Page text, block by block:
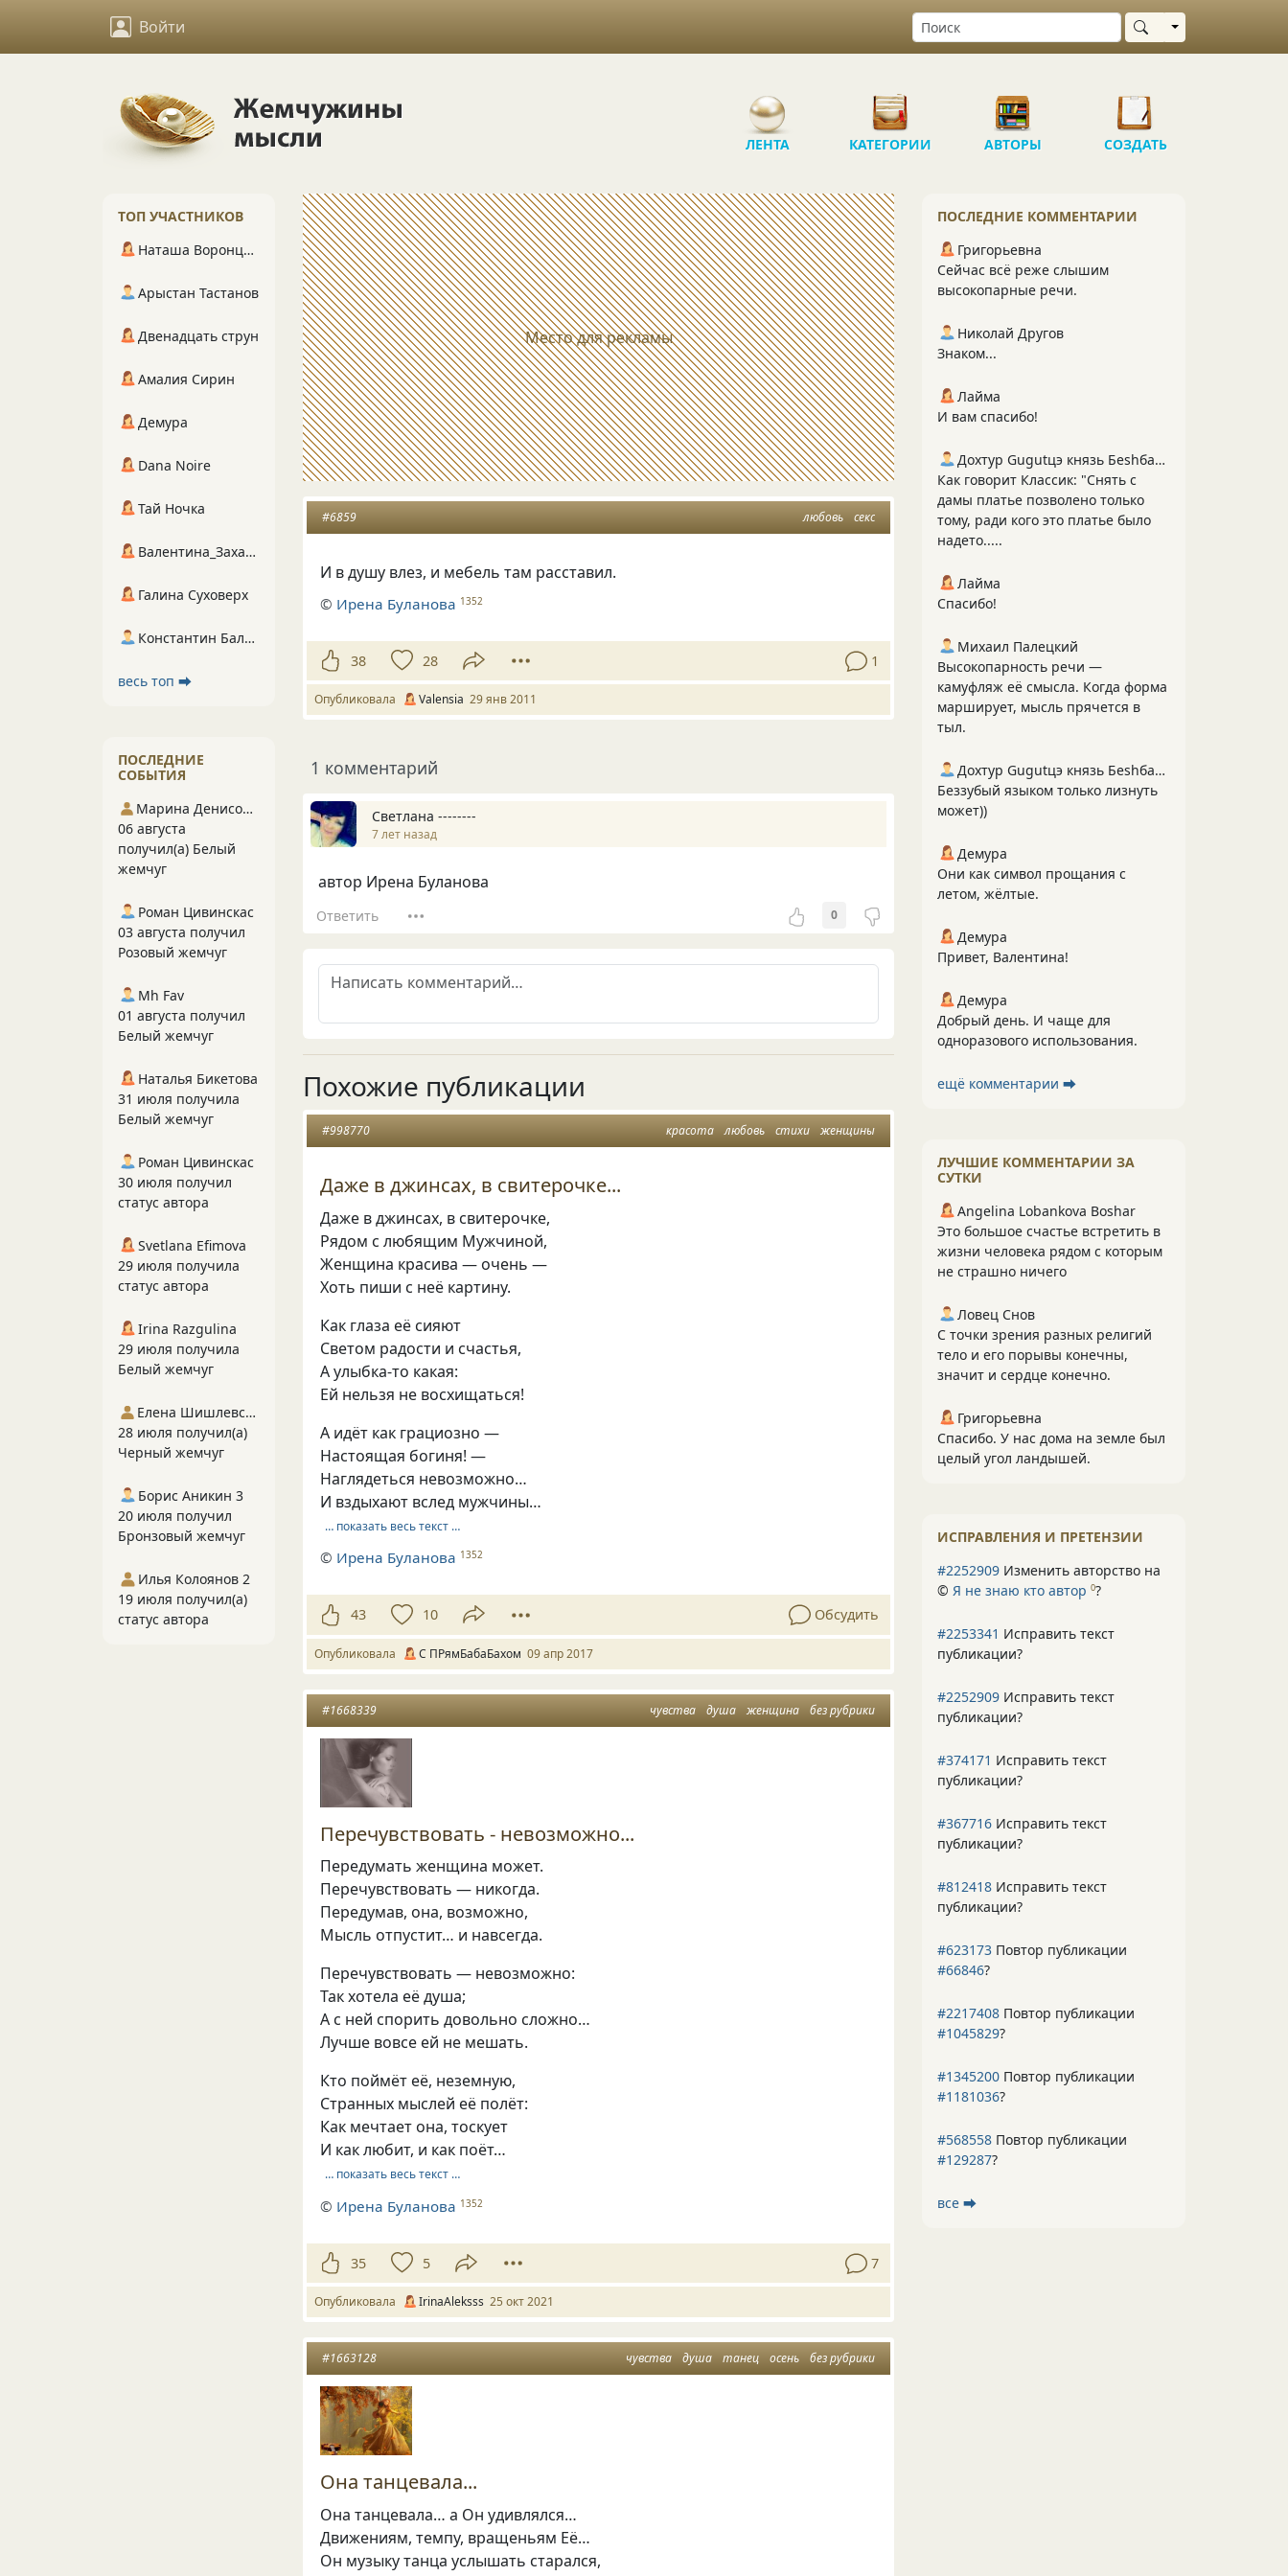
Войти Выбрать область
ЛЕНТА КАТЕГОРИИ АВТОРЫ СОЗДАТЬ
Место для рекламы
любовь секс
#6859
И в душу влез, и мебель там расставил.
© Ирена Буланова 1352
38 28 1
Опубликовала Valensia 29 янв 2011
1 комментарий
Светлана --------
7 лет назад
автор Ирена Буланова
Ответить 0
Похожие публикации
красота любовь стихи женщины
#998770
Даже в джинсах, в свитерочке...
Даже в джинсах, в свитерочке,
Рядом с любящим Мужчиной,
Женщина красива — очень —
Хоть пиши с неё картину.
Как глаза её сияют
Светом радости и счастья,
А улыбка-то какая:
Ей нельзя не восхищаться!
А идёт как грациозно —
Настоящая богиня! —
Наглядеться невозможно…
И вздыхают вслед мужчины…
… показать весь текст …
© Ирена Буланова 1352
43 10 Обсудить
Опубликовала С ПРямБабаБахом 09 апр 2017
чувства душа женщина без рубрики
#1668339
Перечувствовать - невозможно...
Передумать женщина может.
Перечувствовать — никогда.
Передумав, она, возможно,
Мысль отпустит… и навсегда.
Перечувствовать — невозможно:
Так хотела её душа;
А с ней спорить довольно сложно…
Лучше вовсе ей не мешать.
Кто поймёт её, неземную,
Странных мыслей её полёт:
Как мечтает она, тоскует
И как любит, и как поёт…
… показать весь текст …
© Ирена Буланова 1352
35 5 7
Опубликовала IrinaAleksss 25 окт 2021
чувства душа танец осень без рубрики
#1663128
Она танцевала...
Она танцевала… а Он удивлялся…
Движениям, темпу, вращеньям Её…
Он музыку танца услышать старался,
ПОСЛЕДНИЕ КОММЕНТАРИИ
Григорьевна
Сейчас всё реже слышим
высокопарные речи.
Николай Другов
Знаком...
Лайма
И вам спасибо!
Дохтур Gugutцэ князь Беshбармакоff
Как говорит Классик: "Снять с
дамы платье позволено только
тому, ради кого это платье было
надето.....
Лайма
Спасибо!
Михаил Палецкий
Высокопарность речи —
камуфляж её смысла. Когда форма
марширует, мысль прячется в
тыл.
Дохтур Gugutцэ князь Беshбармакоff
Беззубый языком только лизнуть
может))
Демура
Они как символ прощания с
летом, жёлтые.
Демура
Привет, Валентина!
Демура
Добрый день. И чаще для
одноразового использования.
ещё комментарии ⮕
ЛУЧШИЕ КОММЕНТАРИИ ЗА
СУТКИ
Angelina Lobankova Boshar
Это большое счастье встретить в
жизни человека рядом с которым
не страшно ничего
Ловец Снов
С точки зрения разных религий
тело и его порывы конечны,
значит и сердце конечно.
Григорьевна
Спасибо. У нас дома на земле был
целый угол ландышей.
ИСПРАВЛЕНИЯ И ПРЕТЕНЗИИ
#2252909 Изменить авторство на
© Я не знаю кто автор 0?
#2253341 Исправить текст
публикации?
#2252909 Исправить текст
публикации?
#374171 Исправить текст
публикации?
#367716 Исправить текст
публикации?
#812418 Исправить текст
публикации?
#623173 Повтор публикации
#66846?
#2217408 Повтор публикации
#1045829?
#1345200 Повтор публикации
#1181036?
#568558 Повтор публикации
#129287?
все ⮕
ТОП УЧАСТНИКОВ
Наташа Воронцова
Арыстан Тастанов
Двенадцать струн
Амалия Сирин
Демура
Dana Noire
Тай Ночка
Валентина_Захарова
Галина Суховерх
Константин Балухта
весь топ ⮕
ПОСЛЕДНИЕ
СОБЫТИЯ
Марина Денисова 5
06 августа
получил(а) Белый
жемчуг
Роман Цивинскас
03 августа получил
Розовый жемчуг
Mh Fav
01 августа получил
Белый жемчуг
Наталья Бикетова
31 июля получила
Белый жемчуг
Роман Цивинскас
30 июля получил
статус автора
Svetlana Efimova
29 июля получила
статус автора
Irina Razgulina
29 июля получила
Белый жемчуг
Елена Шишлевская
28 июля получил(а)
Черный жемчуг
Борис Аникин 3
20 июля получил
Бронзовый жемчуг
Илья Колоянов 2
19 июля получил(а)
статус автора